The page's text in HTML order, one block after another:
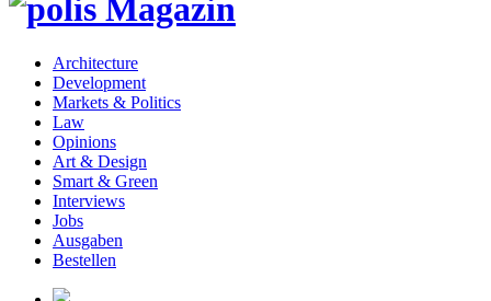
Architecture
Development
Markets & Politics
Law
Opinions
Art & Design
Smart & Green
Interviews
Jobs
Ausgaben
Bestellen